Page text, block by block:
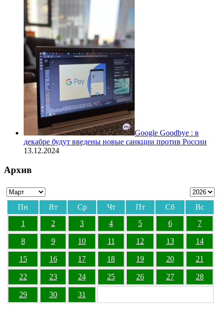
Google Goodbye : в
декабре будут введены новые санкции против России
13.12.2024
Архив
Пн Вт Ср Чт Пт Сб
Вс
1
2 3 4 5 6 7
8 9 10 11 12 13 14
15 16 17 18 19 20 21
22 23 24 25 26 27 28
29 30 31